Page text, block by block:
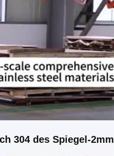
304 des Spiegel-2mm